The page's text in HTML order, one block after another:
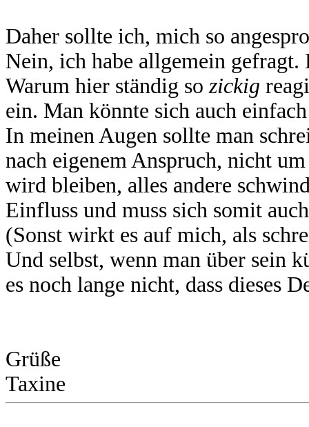
Daher sollte ich, mich so
Nein, ich habe allgemein gefragt.
Warum hier ständig sozickig
ein. Man könnte sich auch
In meinen Augen sollte man
nach eigenem Anspruch, nicht
wird bleiben, alles andere
Einfluss und muss sich somit
(Sonst wirkt es auf mich, als
Und selbst, wenn man über sein
es noch lange nicht, dass dieses
Grüße
Taxine